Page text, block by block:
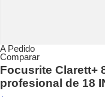
A Pedido
Comparar
Focusrite Clarett+
profesional de 18